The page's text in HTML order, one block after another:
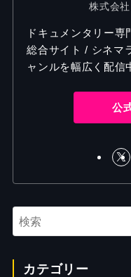
株式会
ドキュメンタリー
総合サイト / シネマ
ャンルを幅広く配信
公
カテゴリー